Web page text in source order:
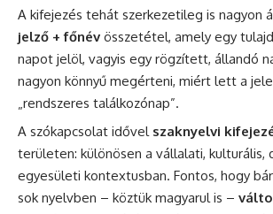
A kifejezés tehát szerkezetileg is nagyon
jelző + főnév összetétel, amely egy
napot jelöl, vagyis egy rögzített, állandó
nagyon könnyű megérteni, miért lett a
„rendszeres találkozónap”.
A szókapcsolat idővel szaknyelvi
területen: különösen a vállalati, kulturális,
egyesületi kontextusban. Fontos, hogy
sok nyelvben – köztük magyarul is –